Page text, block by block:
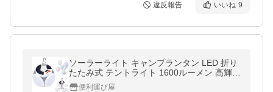
違反報告 いいね 9
ソーラーライト キャンプランタン LED 折り
たたみ式 テントライト 1600ルーメン 高輝度
吊り下げフック付
便利運び屋